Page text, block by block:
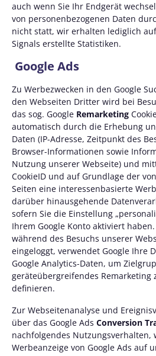
auch wenn Sie Ihr Endgerät
von personenbezogenen Daten
nicht statt, wir erhalten lediglich
Signals erstellte Statistiken.
Google Ads
Zu Werbezwecken in den Google
den Webseiten Dritter wird bei
das sog. Google Remarketing
automatisch durch die Erhebung
Daten (IP-Adresse, Zeitpunkt des
Browser-Informationen sowie
Nutzung unserer Webseite) und
CookieID und auf Grundlage der
Seiten eine interessenbasierte
darüber hinausgehende
sofern Sie die Einstellung
Ihrem Google Konto aktiviert
während des Besuchs unserer
eingeloggt, verwendet Google Ihre
Google Analytics-Daten, um
geräteübergreifendes Remarketing
definieren.
Zur Webseitenanalyse und
über das Google Ads Conversion
nachfolgendes Nutzungsverhalten,
Werbeanzeige von Google Ads auf